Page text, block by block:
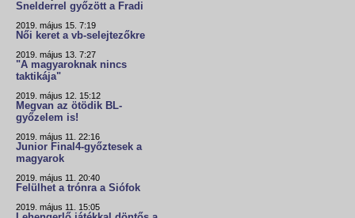
Snelderrel győzött a Fradi
2019. május 15. 7:19
Női keret a vb-selejtezőkre
2019. május 13. 7:27
"A magyaroknak nincs
taktikája"
2019. május 12. 15:12
Megvan az ötödik BL-
győzelem is!
2019. május 11. 22:16
Junior Final4-győztesek a
magyarok
2019. május 11. 20:40
Felülhet a trónra a Siófok
2019. május 11. 15:05